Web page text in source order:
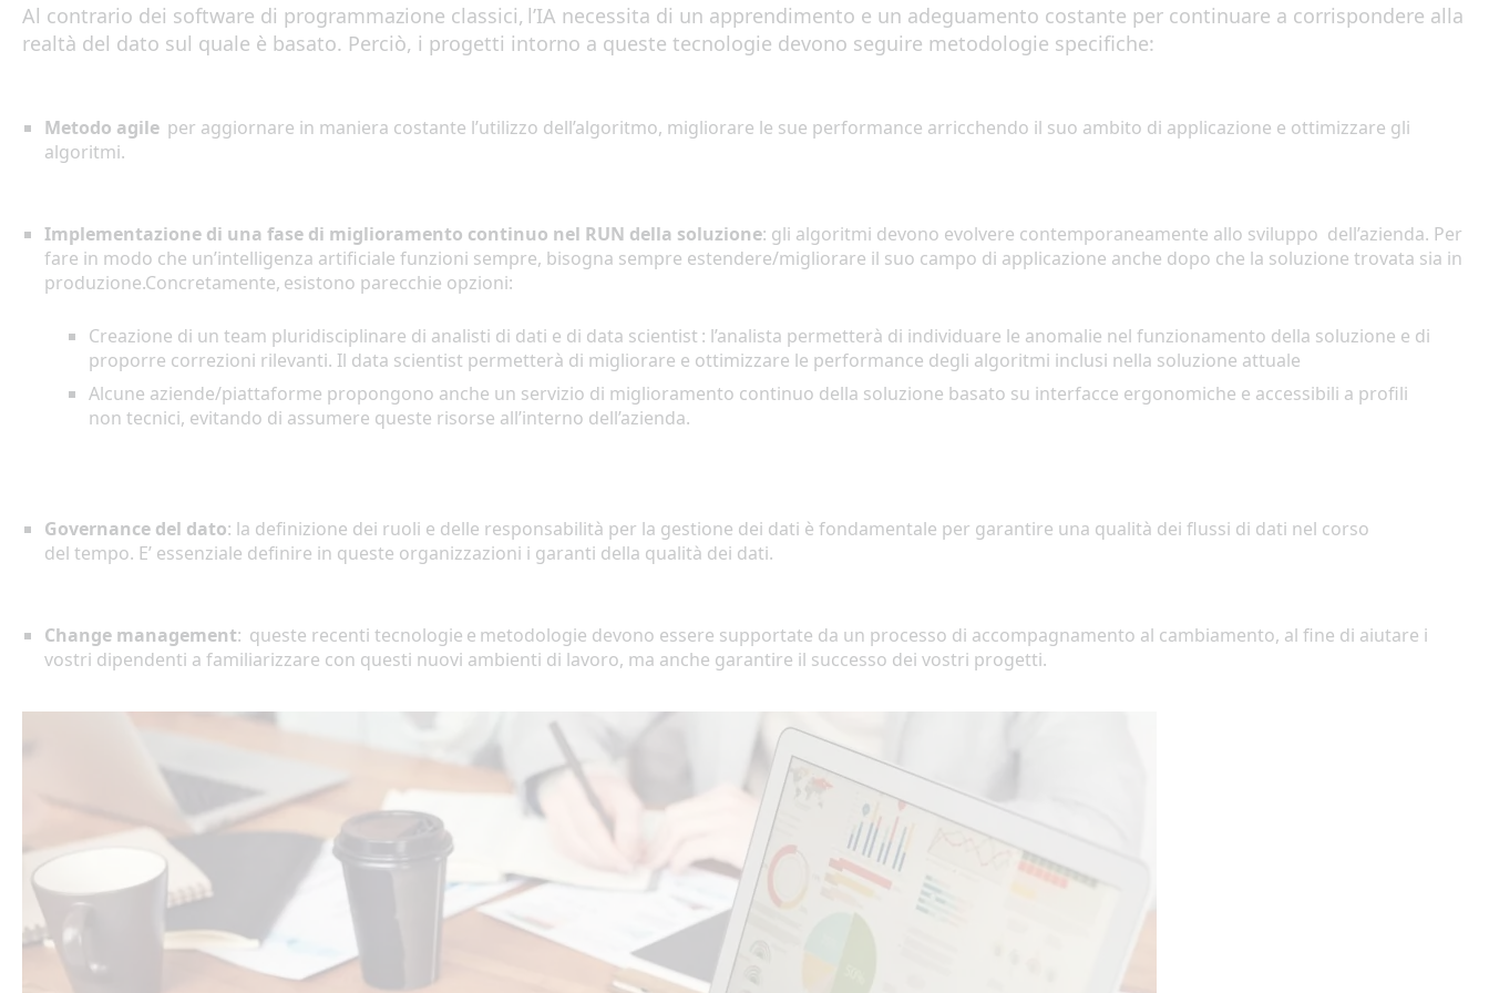
Al contrario dei software di programmazione classici, l’IA necessita di un apprendimento e un adeguamento costante per continuare a corrispondere alla
realtà del dato sul quale è basato. Perciò, i progetti intorno a queste tecnologie devono seguire metodologie specifiche:
Metodo agile per aggiornare in maniera costante l’utilizzo dell’algoritmo, migliorare le sue performance arricchendo il suo ambito di applicazione e ottimizzare gli
algoritmi.
Implementazione di una fase di miglioramento continuo nel RUN della soluzione: gli algoritmi devono evolvere contemporaneamente allo sviluppo dell’azienda. Per
fare in modo che un’intelligenza artificiale funzioni sempre, bisogna sempre estendere/migliorare il suo campo di applicazione anche dopo che la soluzione trovata sia in
produzione.Concretamente, esistono parecchie opzioni:
Creazione di un team pluridisciplinare di analisti di dati e di data scientist : l’analista permetterà di individuare le anomalie nel funzionamento della soluzione e di
proporre correzioni rilevanti. Il data scientist permetterà di migliorare e ottimizzare le performance degli algoritmi inclusi nella soluzione attuale
Alcune aziende/piattaforme propongono anche un servizio di miglioramento continuo della soluzione basato su interfacce ergonomiche e accessibili a profili
non tecnici, evitando di assumere queste risorse all’interno dell’azienda.
Governance del dato: la definizione dei ruoli e delle responsabilità per la gestione dei dati è fondamentale per garantire una qualità dei flussi di dati nel corso
del tempo. E’ essenziale definire in queste organizzazioni i garanti della qualità dei dati.
Change management: queste recenti tecnologie e metodologie devono essere supportate da un processo di accompagnamento al cambiamento, al fine di aiutare i
vostri dipendenti a familiarizzare con questi nuovi ambienti di lavoro, ma anche garantire il successo dei vostri progetti.